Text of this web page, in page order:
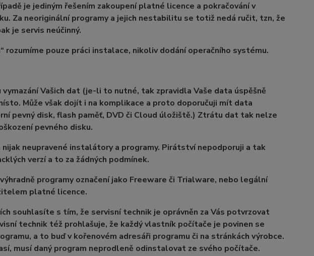
je jediným řešením zakoupení platné licence a pokračování v
Za neoriginální programy a jejich nestabilitu se totiž nedá ručit, tzn, že
je servis neúčinný.
rozumíme pouze práci instalace, nikoliv dodání operačního systému.
Vašich dat (je-li to nutné, tak zpravidla Vaše data úspěšně
Může však dojít i na komplikace a proto doporučuji mít data
pevný disk, flash paměť, DVD či Cloud úložiště.) Ztrátu dat tak nelze
pevného disku.
neupravené instalátory a programy. Pirátství nepodporuji a tak
verzí a to za žádných podmínek.
programy označení jako Freeware či Trialware, nebo legální
platné licence.
souhlasíte s tím, že servisní technik je oprávněn za Vás potvrzovat
technik též prohlašuje, že každý vlastník počítače je povinen se
a to buď v kořenovém adresáři programu či na stránkách výrobce.
musí daný program neprodleně odinstalovat ze svého počítače.